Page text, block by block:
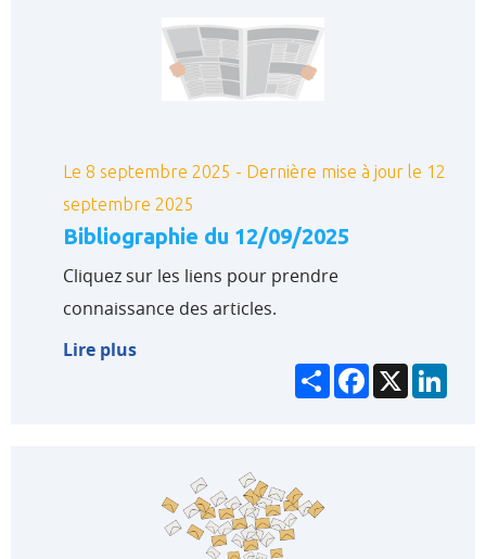
Le 8 septembre 2025 - Dernière mise à jour le 12
septembre 2025
Bibliographie du 12/09/2025
Cliquez sur les liens pour prendre
connaissance des articles.
Lire plus
PartagerFacebook
X